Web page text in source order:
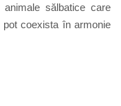
sălbatice care
coexista în armonie